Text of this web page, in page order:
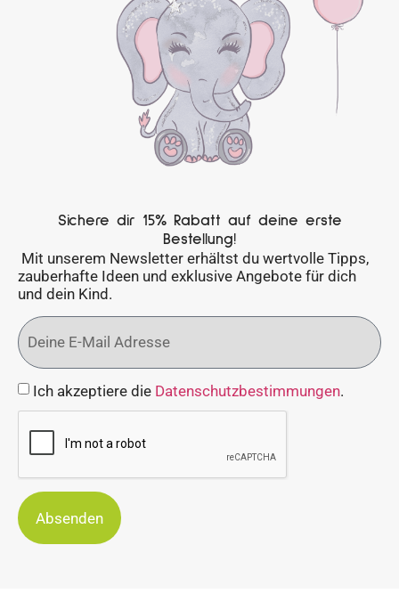
Sichere dir 15% Rabatt auf deine erste
Bestellung!
Mit unserem Newsletter erhältst du wertvolle Tipps,
zauberhafte Ideen und exklusive Angebote für dich
und dein Kind.
Ich akzeptiere die Datenschutzbestimmungen.
Absenden